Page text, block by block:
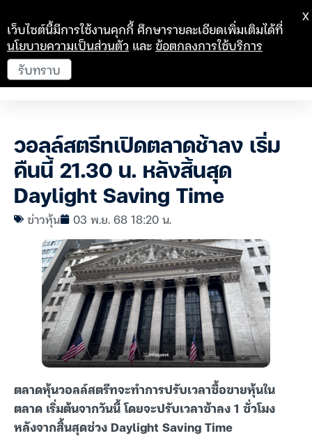
วอลล์สตรีทเปิดตลาดช้าลง เริ่ม
คืนนี้ 21.30 น. หลังสิ้นสุด
Daylight Saving Time
ข่าวหุ้น 03 พ.ย. 68 18:20 น.
ตลาดหุ้นวอลล์สตรีทจะทำการปรับเวลาซื้อขายหุ้นใน
ตลาด เริ่มต้นจากวันนี้ โดยจะปรับเวลาช้าลง 1 ชั่วโมง
หลังจากสิ้นสุดช่วง Daylight Saving Time
เว็บไซต์นี้มีการใช้งานคุกกี้ ศึกษารายละเอียดเพิ่มเติมได้ที่
นโยบายความเป็นส่วนตัว และข้อตกลงการใช้บริการ
รับทราบ
X